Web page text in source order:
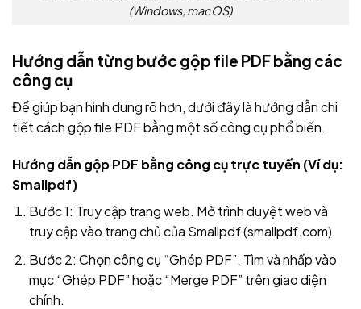
(Windows, macOS)
Hướng dẫn từng bước gộp file PDF bằng các
công cụ
Để giúp bạn hình dung rõ hơn, dưới đây là hướng dẫn chi
tiết cách gộp file PDF bằng một số công cụ phổ biến.
Hướng dẫn gộp PDF bằng công cụ trực tuyến (Ví dụ:
Smallpdf)
Bước 1: Truy cập trang web. Mở trình duyệt web và
truy cập vào trang chủ của Smallpdf (smallpdf.com).
Bước 2: Chọn công cụ “Ghép PDF”. Tìm và nhấp vào
mục “Ghép PDF” hoặc “Merge PDF” trên giao diện
chính.